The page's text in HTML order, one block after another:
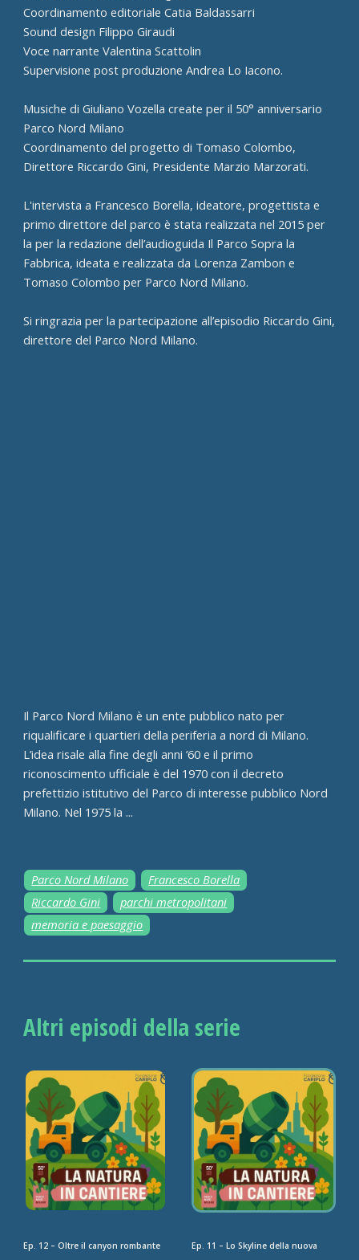
Coordinamento editoriale Catia Baldassarri
Sound design Filippo Giraudi
Voce narrante Valentina Scattolin
Supervisione post produzione Andrea Lo Iacono.
Musiche di Giuliano Vozella create per il 50° anniversario
Parco Nord Milano
Coordinamento del progetto di Tomaso Colombo,
Direttore Riccardo Gini, Presidente Marzio Marzorati.
L'intervista a Francesco Borella, ideatore, progettista e
primo direttore del parco è stata realizzata nel 2015 per
la per la redazione dell’audioguida Il Parco Sopra la
Fabbrica, ideata e realizzata da Lorenza Zambon e
Tomaso Colombo per Parco Nord Milano.
Si ringrazia per la partecipazione all’episodio Riccardo Gini,
direttore del Parco Nord Milano.
Il Parco Nord Milano è un ente pubblico nato per
riqualificare i quartieri della periferia a nord di Milano.
L’idea risale alla fine degli anni ’60 e il primo
riconoscimento ufficiale è del 1970 con il decreto
prefettizio istitutivo del Parco di interesse pubblico Nord
Milano. Nel 1975 la ...
Parco Nord Milano
Francesco Borella
Riccardo Gini
parchi metropolitani
memoria e paesaggio
Altri episodi della serie
Ep. 12 – Oltre il canyon rombante
Ep. 11 – Lo Skyline della nuova